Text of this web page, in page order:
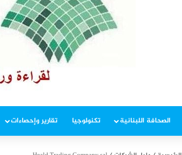
الصحافة اللبنانية تكنولوجيا تقارير وإحصاءات